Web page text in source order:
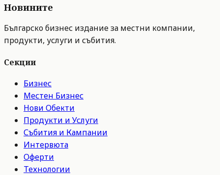
Новините
Българско бизнес издание за местни компании,
продукти, услуги и събития.
Секции
Бизнес
Местен Бизнес
Нови Обекти
Продукти и Услуги
Събития и Кампании
Интервюта
Оферти
Технологии